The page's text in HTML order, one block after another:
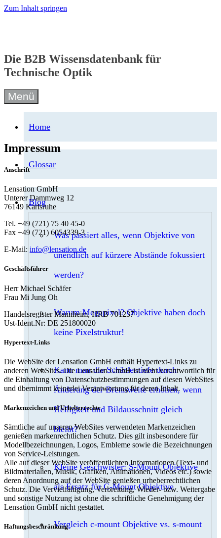
Zum Inhalt springen
Die B2B Wissensdatenbank für
Technische Optik
Menü
Home
Glossar
Blog
Was passiert alles, wenn Objektive von
unendlich auf kürzere Abstände fokussiert
werden?
Warum Megapixel? Objektive haben doch
keine Pixelstruktur!
Kann man die Schärfentiefe durch
Änderung der Brennweite erhöhen, wenn
Helligkeit und Bildausschnitt gleich
bleibt?
Kleine Geschwister: S-Mount Objektive
als Ersatz für C-Mount Objektive
Vergleich c-mount Objektive vs. s-mount
Impressum
Anschrift
Lensation GmbH
Unterer Dammweg 12
76149 Karlsruhe
Tel. +49 (721) 75 40 45-0
Fax +49 (721) 6054339-3
E-Mail: info@lensation.de
Geschäftsführer
Herr Michael Schäfer
Frau Mi Jung Oh
Handelsregister Mannheim, HRB 701237
Ust-Ident.Nr: DE 251800020
Hypertext-Links
Die WebSite der Lensation GmbH enthält Hypertext-Links zu
anderen WebSites. Die Lensation GmbH ist nicht verantwortlich für
die Einhaltung von Datenschutzbestimmungen auf diesen WebSites
und übernimmt keinerlei Verantwortung für deren Inhalt.
Markenzeichen und Urheberrechte
Sämtliche auf unseren WebSites verwendeten Markenzeichen
genießen markenrechtlichen Schutz. Dies gilt insbesondere für
Modellbezeichnungen, Logos, Embleme sowie die Bezeichnungen
von Service-Leistungen.
Alle auf dieser WebSite veröffentlichten Informationen (Text- und
Bildmaterialien, Musik, Grafiken, Animationen, Videos etc.) sowie
deren Anordnung auf der WebSite genießen urheberrechtlichen
Schutz. Die Vervielfältigung, Verbreitung, Wieder- bzw. Weitergabe
und sonstige Nutzung ist ohne die schriftliche Genehmigung der
Lensation GmbH nicht gestattet.
Haftungsbeschränkung